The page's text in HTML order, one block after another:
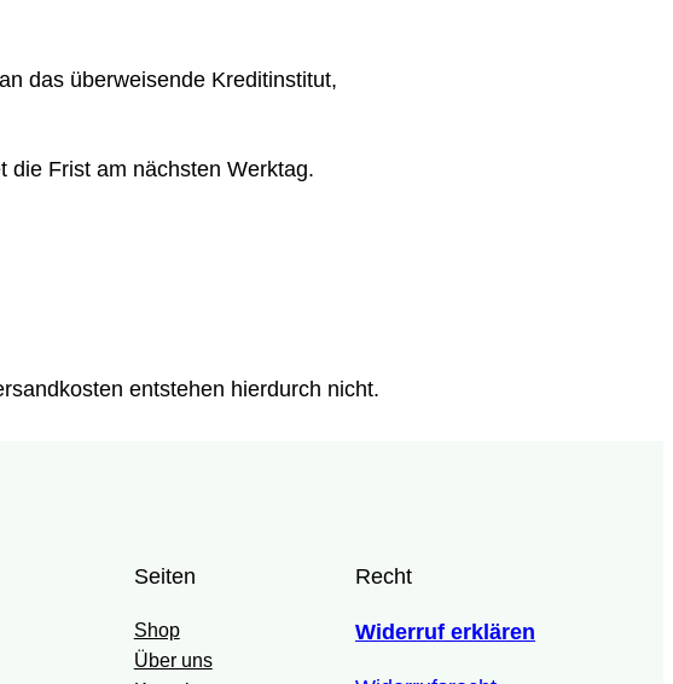
das überweisende Kreditinstitut,
die Frist am nächsten Werktag.
entstehen hierdurch nicht.
Seiten
Shop
Über uns
Recht
Widerruf erklären